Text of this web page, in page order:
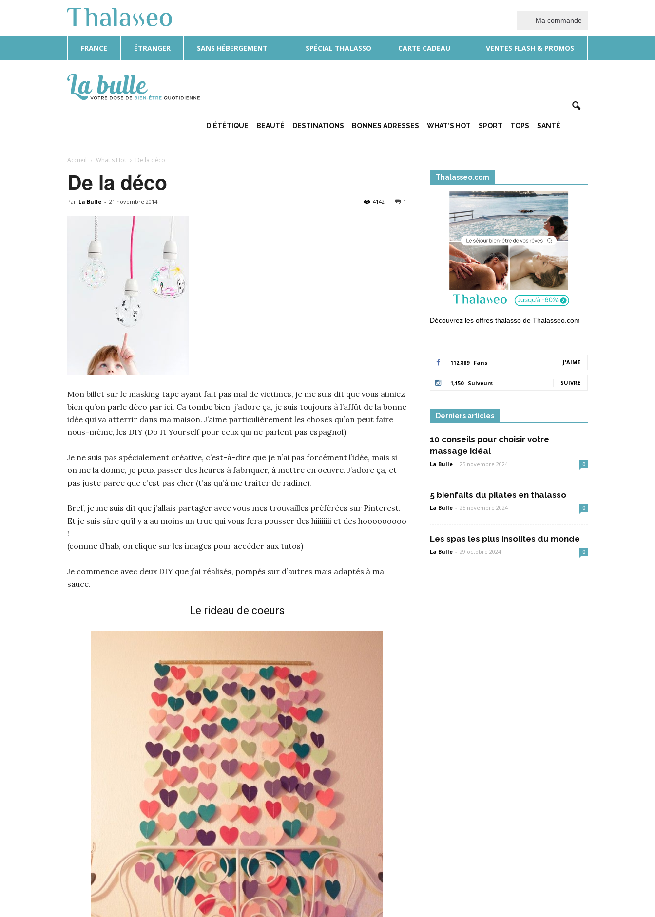
Ma commande
FRANCE ÉTRANGER SANS HÉBERGEMENT SPÉCIAL THALASSO CARTE CADEAU VENTES FLASH & PROMOS
Bulle
DIÉTÉTIQUE BEAUTÉ DESTINATIONS BONNES ADRESSES WHAT’S HOT SPORT TOPS SANTÉ
Accueil What's Hot De la déco
De la déco
Par La Bulle - 21 novembre 2014 1
4142
Mon billet sur le masking tape ayant fait pas mal de victimes, je me suis dit que vous aimiez
bien qu’on parle déco par ici. Ca tombe bien, j’adore ça, je suis toujours à l’affût de la bonne
idée qui va atterrir dans ma maison. J’aime particulièrement les choses qu’on peut faire
nous-même, les DIY (Do It Yourself pour ceux qui ne parlent pas espagnol).
Je ne suis pas spécialement créative, c’est-à-dire que je n’ai pas forcément l’idée, mais si
on me la donne, je peux passer des heures à fabriquer, à mettre en oeuvre. J’adore ça, et
pas juste parce que c’est pas cher (t’as qu’à me traiter de radine).
Bref, je me suis dit que j’allais partager avec vous mes trouvailles préférées sur Pinterest.
Et je suis sûre qu’il y a au moins un truc qui vous fera pousser des hiiiiiiii et des hooooooooo
!
(comme d’hab, on clique sur les images pour accéder aux tutos)
Je commence avec deux DIY que j’ai réalisés, pompés sur d’autres mais adaptés à ma
sauce.
Le rideau de coeurs
Thalasseo.com
Découvrez les offres thalasso de Thalasseo.com
112,889 Fans J'AIME
1,150 Suiveurs SUIVRE
Derniers articles
10 conseils pour choisir votre
massage idéal
La Bulle - 25 novembre 2024 0
5 bienfaits du pilates en thalasso
La Bulle - 25 novembre 2024 0
Les spas les plus insolites du monde
La Bulle - 29 octobre 2024 0